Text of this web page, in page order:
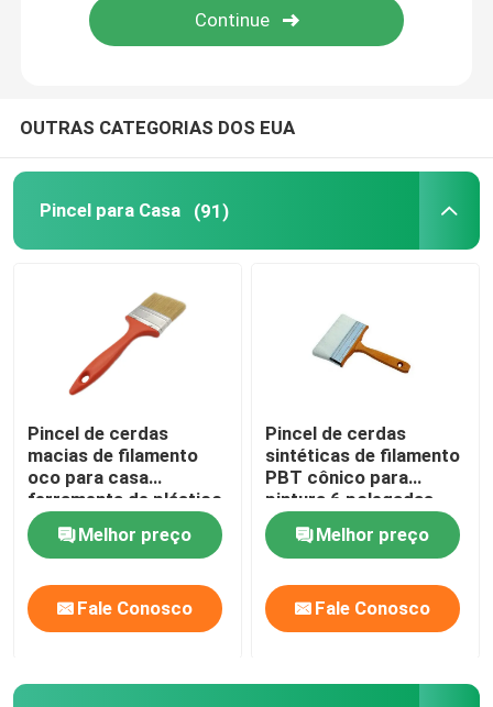
sacos da tela não tecida
OUTRAS CATEGORIAS DOS EUA
Pincel para Casa (91)
Pincel de cerdas
macias de filamento
oco para casa
ferramenta de plástico
cabo
Melhor preço
Fale Conosco
Pincel de cerdas
sintéticas de filamento
PBT cônico para
pintura 6 polegadas
Melhor preço
Fale Conosco